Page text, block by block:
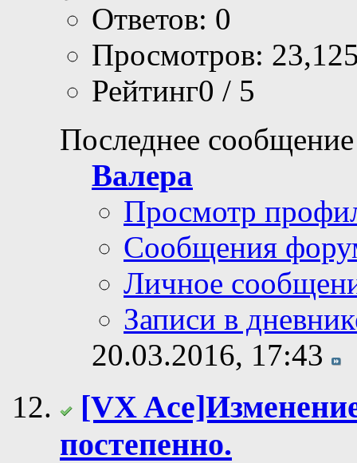
Ответов: 0
Просмотров:
Рейтинг0 / 5
Последнее
Валера
Просмотр
Сообщения
Личное
Записи в
20.03.2016, 17:43
[VX
постепенно.